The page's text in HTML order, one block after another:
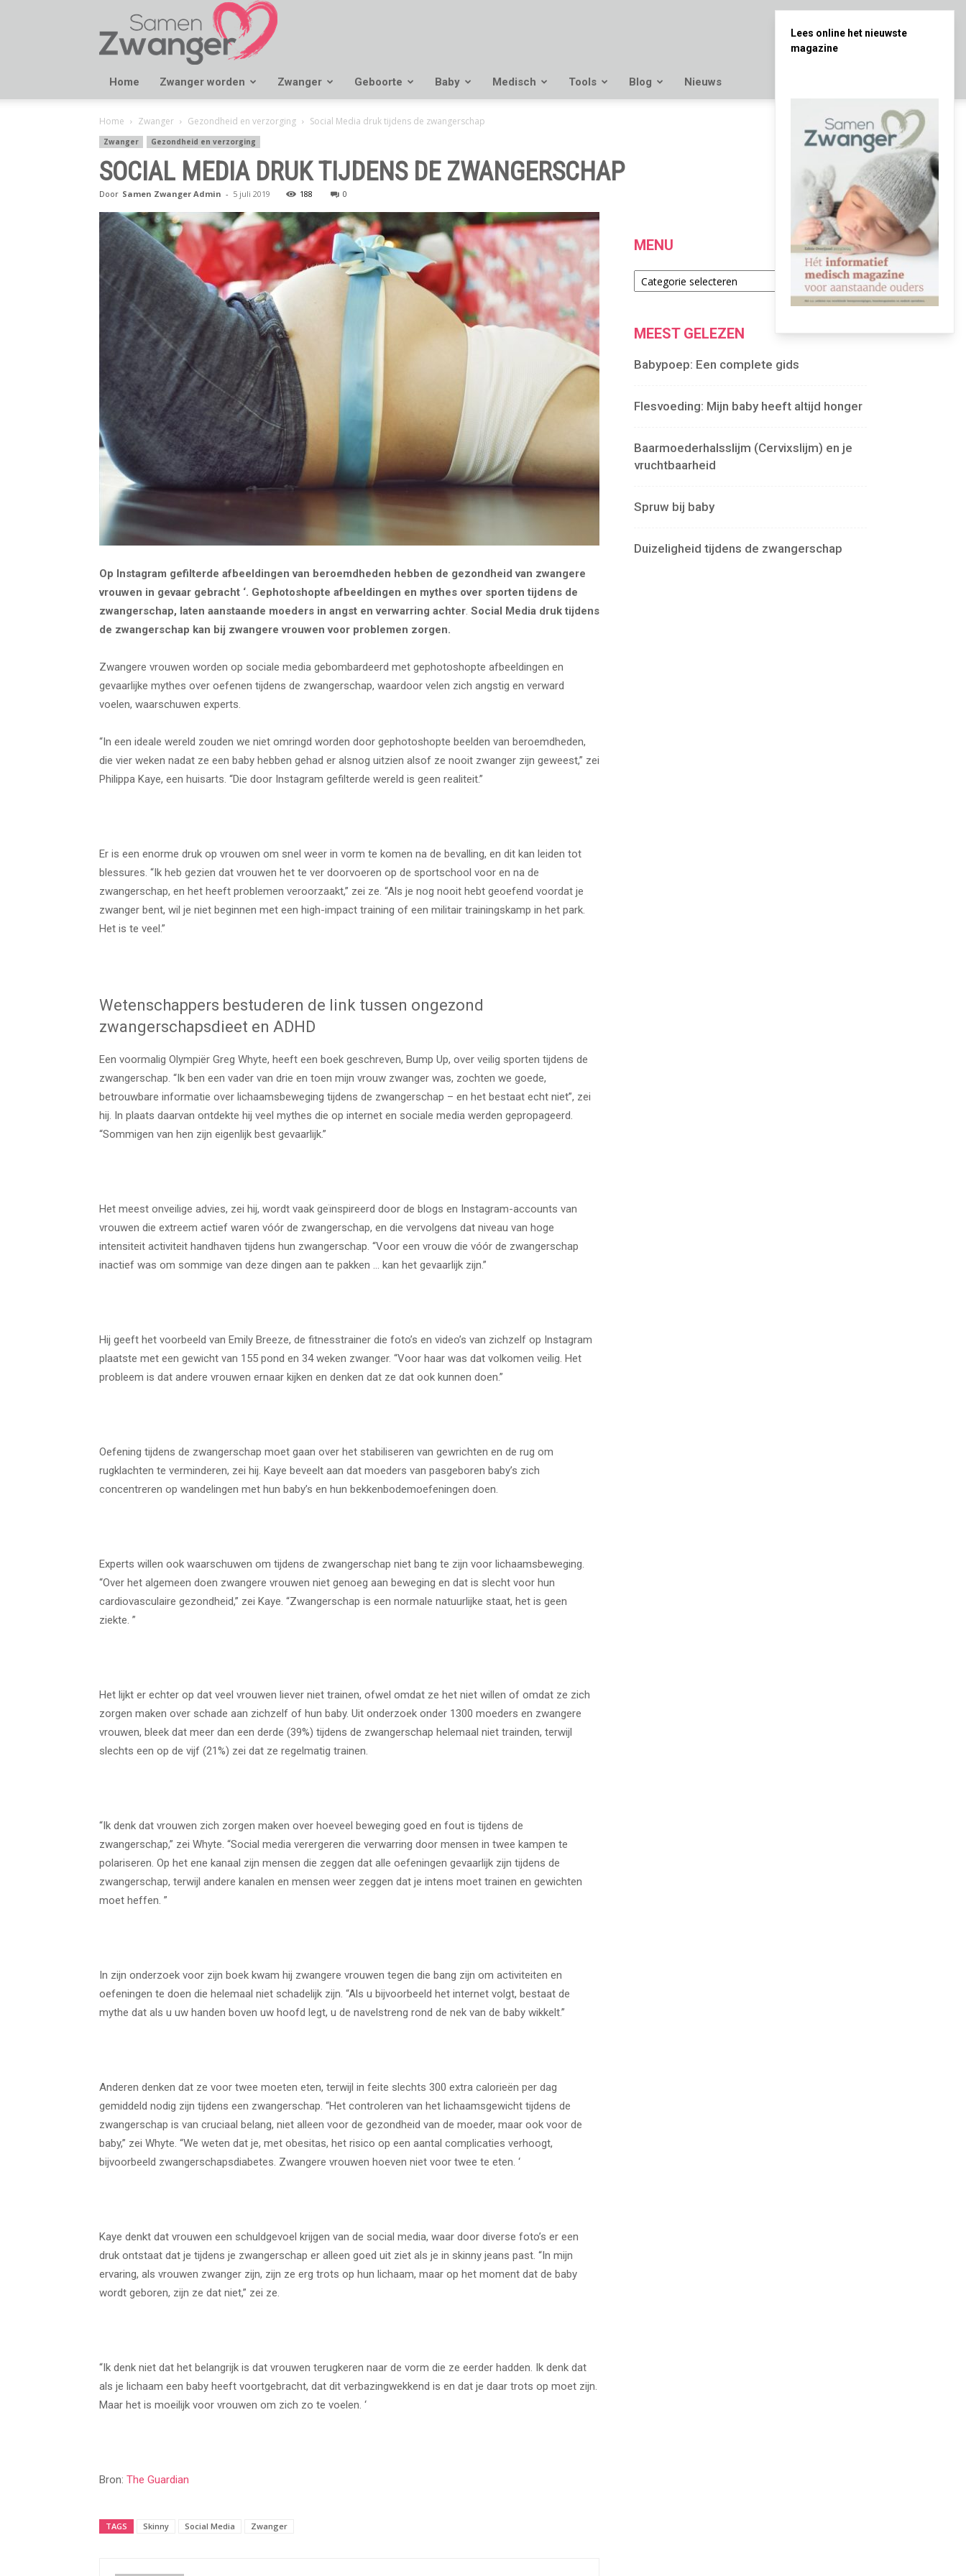
Samen
Zwanger
Home Zwanger worden Zwanger Geboorte Baby Medisch Tools Blog Nieuws
Home Zwanger Gezondheid en verzorging Social Media druk tijdens de zwangerschap
Zwanger Gezondheid en verzorging
SOCIAL MEDIA DRUK TIJDENS DE ZWANGERSCHAP
Door Samen Zwanger Admin - 5 juli 2019 188 0
Op Instagram gefilterde afbeeldingen van beroemdheden hebben de gezondheid van zwangere
vrouwen in gevaar gebracht ‘. Gephotoshopte afbeeldingen en mythes over sporten tijdens de
zwangerschap, laten aanstaande moeders in angst en verwarring achter. Social Media druk tijdens
de zwangerschap kan bij zwangere vrouwen voor problemen zorgen.
Zwangere vrouwen worden op sociale media gebombardeerd met gephotoshopte afbeeldingen en
gevaarlijke mythes over oefenen tijdens de zwangerschap, waardoor velen zich angstig en verward
voelen, waarschuwen experts.
“In een ideale wereld zouden we niet omringd worden door gephotoshopte beelden van beroemdheden,
die vier weken nadat ze een baby hebben gehad er alsnog uitzien alsof ze nooit zwanger zijn geweest,” zei
Philippa Kaye, een huisarts. “Die door Instagram gefilterde wereld is geen realiteit.”
Er is een enorme druk op vrouwen om snel weer in vorm te komen na de bevalling, en dit kan leiden tot
blessures. “Ik heb gezien dat vrouwen het te ver doorvoeren op de sportschool voor en na de
zwangerschap, en het heeft problemen veroorzaakt,” zei ze. “Als je nog nooit hebt geoefend voordat je
zwanger bent, wil je niet beginnen met een high-impact training of een militair trainingskamp in het park.
Het is te veel.”
Wetenschappers bestuderen de link tussen ongezond
zwangerschapsdieet en ADHD
Een voormalig Olympiër Greg Whyte, heeft een boek geschreven, Bump Up, over veilig sporten tijdens de
zwangerschap. “Ik ben een vader van drie en toen mijn vrouw zwanger was, zochten we goede,
betrouwbare informatie over lichaamsbeweging tijdens de zwangerschap – en het bestaat echt niet”, zei
hij. In plaats daarvan ontdekte hij veel mythes die op internet en sociale media werden gepropageerd.
“Sommigen van hen zijn eigenlijk best gevaarlijk.”
Het meest onveilige advies, zei hij, wordt vaak geïnspireerd door de blogs en Instagram-accounts van
vrouwen die extreem actief waren vóór de zwangerschap, en die vervolgens dat niveau van hoge
intensiteit activiteit handhaven tijdens hun zwangerschap. “Voor een vrouw die vóór de zwangerschap
inactief was om sommige van deze dingen aan te pakken … kan het gevaarlijk zijn.”
Hij geeft het voorbeeld van Emily Breeze, de fitnesstrainer die foto’s en video’s van zichzelf op Instagram
plaatste met een gewicht van 155 pond en 34 weken zwanger. “Voor haar was dat volkomen veilig. Het
probleem is dat andere vrouwen ernaar kijken en denken dat ze dat ook kunnen doen.”
Oefening tijdens de zwangerschap moet gaan over het stabiliseren van gewrichten en de rug om
rugklachten te verminderen, zei hij. Kaye beveelt aan dat moeders van pasgeboren baby’s zich
concentreren op wandelingen met hun baby’s en hun bekkenbodemoefeningen doen.
Experts willen ook waarschuwen om tijdens de zwangerschap niet bang te zijn voor lichaamsbeweging.
“Over het algemeen doen zwangere vrouwen niet genoeg aan beweging en dat is slecht voor hun
cardiovasculaire gezondheid,” zei Kaye. “Zwangerschap is een normale natuurlijke staat, het is geen
ziekte. ”
Het lijkt er echter op dat veel vrouwen liever niet trainen, ofwel omdat ze het niet willen of omdat ze zich
zorgen maken over schade aan zichzelf of hun baby. Uit onderzoek onder 1300 moeders en zwangere
vrouwen, bleek dat meer dan een derde (39%) tijdens de zwangerschap helemaal niet trainden, terwijl
slechts een op de vijf (21%) zei dat ze regelmatig trainen.
“Ik denk dat vrouwen zich zorgen maken over hoeveel beweging goed en fout is tijdens de
zwangerschap,” zei Whyte. “Social media verergeren die verwarring door mensen in twee kampen te
polariseren. Op het ene kanaal zijn mensen die zeggen dat alle oefeningen gevaarlijk zijn tijdens de
zwangerschap, terwijl andere kanalen en mensen weer zeggen dat je intens moet trainen en gewichten
moet heffen. ”
In zijn onderzoek voor zijn boek kwam hij zwangere vrouwen tegen die bang zijn om activiteiten en
oefeningen te doen die helemaal niet schadelijk zijn. “Als u bijvoorbeeld het internet volgt, bestaat de
mythe dat als u uw handen boven uw hoofd legt, u de navelstreng rond de nek van de baby wikkelt.”
Anderen denken dat ze voor twee moeten eten, terwijl in feite slechts 300 extra calorieën per dag
gemiddeld nodig zijn tijdens een zwangerschap. “Het controleren van het lichaamsgewicht tijdens de
zwangerschap is van cruciaal belang, niet alleen voor de gezondheid van de moeder, maar ook voor de
baby,” zei Whyte. “We weten dat je, met obesitas, het risico op een aantal complicaties verhoogt,
bijvoorbeeld zwangerschapsdiabetes. Zwangere vrouwen hoeven niet voor twee te eten. ‘
Kaye denkt dat vrouwen een schuldgevoel krijgen van de social media, waar door diverse foto’s er een
druk ontstaat dat je tijdens je zwangerschap er alleen goed uit ziet als je in skinny jeans past. “In mijn
ervaring, als vrouwen zwanger zijn, zijn ze erg trots op hun lichaam, maar op het moment dat de baby
wordt geboren, zijn ze dat niet,” zei ze.
“Ik denk niet dat het belangrijk is dat vrouwen terugkeren naar de vorm die ze eerder hadden. Ik denk dat
als je lichaam een ​​baby heeft voortgebracht, dat dit verbazingwekkend is en dat je daar trots op moet zijn.
Maar het is moeilijk voor vrouwen om zich zo te voelen. ‘
Bron: The Guardian
TAGS Skinny Social Media Zwanger
MENU
Menu
MEEST GELEZEN
Babypoep: Een complete gids
Flesvoeding: Mijn baby heeft altijd honger
Baarmoederhalsslijm (Cervixslijm) en je
vruchtbaarheid
Spruw bij baby
Duizeligheid tijdens de zwangerschap
Lees online het nieuwste
magazine